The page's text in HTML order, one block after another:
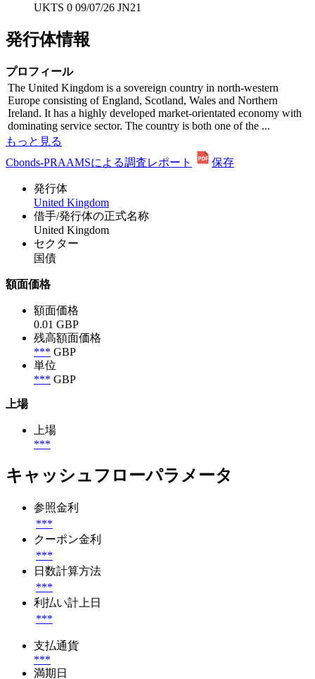
UKTS 0 09/07/26 JN21
発行体情報
プロフィール
The United Kingdom is a sovereign country in north-western
Europe consisting of England, Scotland, Wales and Northern
Ireland. It has a highly developed market-orientated economy with
dominating service sector. The country is both one of the ...
もっと見る
Cbonds-PRAAMSによる調査レポート
保存
発行体
United Kingdom
借手/発行体の正式名称
United Kingdom
セクター
国債
額面価格
額面価格
0.01 GBP
残高額面価格
*** GBP
単位
*** GBP
上場
上場
***
キャッシュフローパラメータ
参照金利
***
クーポン金利
***
日数計算方法
***
利払い計上日
***
支払通貨
***
満期日